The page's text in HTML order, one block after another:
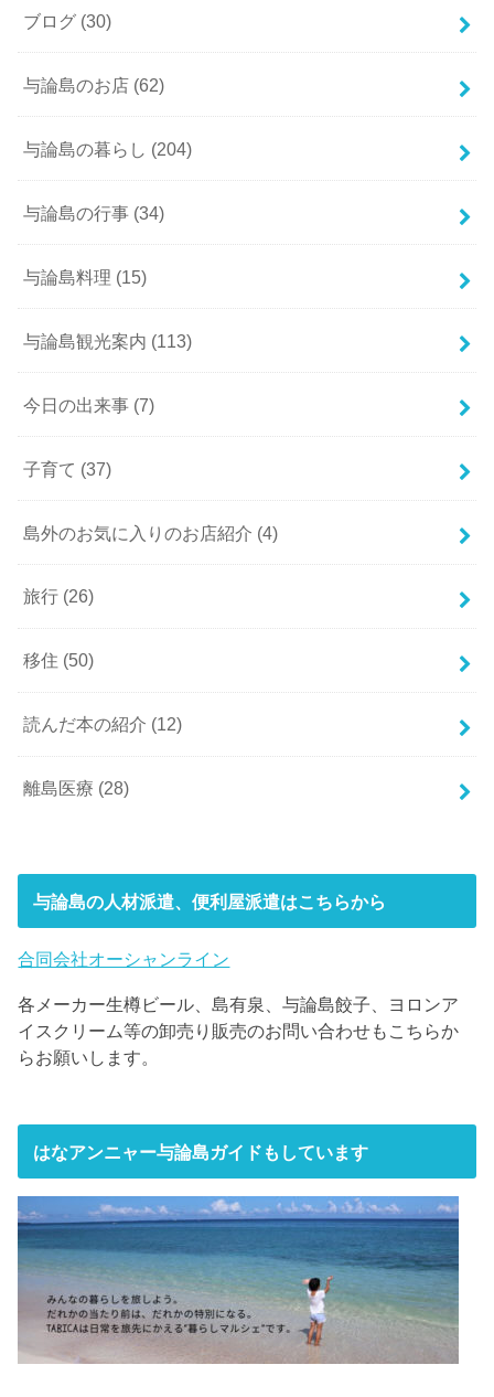
ブログ (30)
与論島のお店 (62)
与論島の暮らし (204)
与論島の行事 (34)
与論島料理 (15)
与論島観光案内 (113)
今日の出来事 (7)
子育て (37)
島外のお気に入りのお店紹介 (4)
旅行 (26)
移住 (50)
読んだ本の紹介 (12)
離島医療 (28)
与論島の人材派遣、便利屋派遣はこちらから
合同会社オーシャンライン
各メーカー生樽ビール、島有泉、与論島餃子、ヨロンア
イスクリーム等の卸売り販売のお問い合わせもこちらか
らお願いします。
はなアンニャー与論島ガイドもしています